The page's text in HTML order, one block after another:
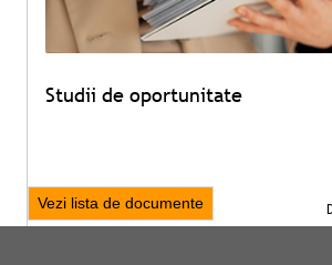
Studii de oportunitate
Vezi lista de documente